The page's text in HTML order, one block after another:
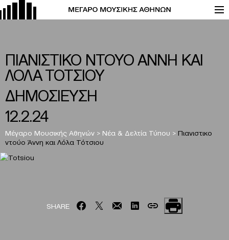
ΠΙΑΝΙΣΤΙΚΟ ΝΤΟΥΟ ΑΝΝΗ ΚΑΙ
ΛΟΛΑ ΤΟΤΣΙΟΥ
ΔΗΜΟΣΙΕΥΣΗ
12.2.24
Μέγαρο Μουσικής Αθηνών > Νέα & Δελτία Τύπου > Πιανιστικο
ντούο Άννη και Λόλα Τότσιου
SHARE